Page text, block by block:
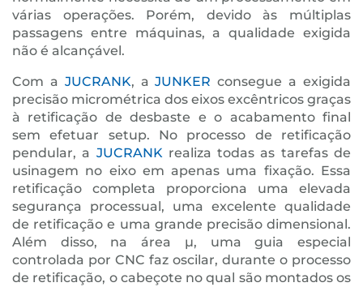
várias operações. Porém, devido às múltiplas
passagens entre máquinas, a qualidade exigida
não é alcançável.
Com a JUCRANK, aJUNKER consegue a exigida
precisão micrométrica dos eixos excêntricos graças
à retificação de desbaste e o acabamento final
sem efetuar setup. No processo de retificação
pendular, a JUCRANKrealiza todas as tarefas de
usinagem no eixo em apenas uma fixação. Essa
retificação completa proporciona uma elevada
segurança processual, uma excelente qualidade
de retificação e uma grande precisão dimensional.
Além disso, na área µ, uma guia especial
controlada por CNC faz oscilar, durante o processo
de retificação, o cabeçote no qual são montados os